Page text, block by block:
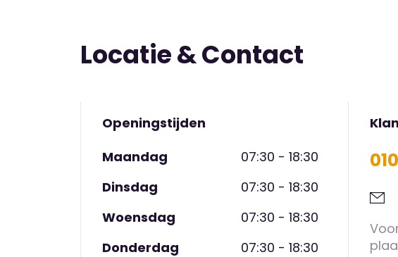
Lintwurmpie sponsorloop in Leidsche Rijn,
Pannenkoekendag. En we mogen gebruik maken van
georganiseerd.
Wil je de sfeer eens komen proeven? Maak een
Locatie & Contact
Openingstijden
Maandag
07:30 - 18:30
Dinsdag
07:30 - 18:30
Woensdag
07:30 - 18:30
Donderdag
07:30 - 18:30